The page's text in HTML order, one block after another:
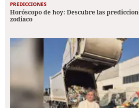
PREDICCIONES
Horóscopo de hoy: Descubre las
zodiaco